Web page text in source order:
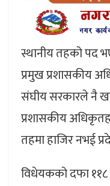
स्थानीय तहको पद
प्रमुख प्रशासकीय
संघीय सरकारले नै
प्रशासकीय
तहमा हाजिर नभई
विधेयकको दफा